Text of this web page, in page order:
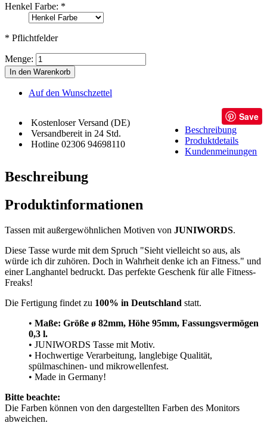
Henkel Farbe: *
* Pflichtfelder
Menge:
In den Warenkorb
Auf den Wunschzettel
Kostenloser Versand (DE)
Versandbereit in 24 Std.
Hotline 02306 94698110
Save
Beschreibung
Produktdetails
Kundenmeinungen
Beschreibung
Produktinformationen
Tassen mit außergewöhnlichen Motiven von JUNIWORDS.
Diese Tasse wurde mit dem Spruch "Sieht vielleicht so aus, als
würde ich dir zuhören. Doch in Wahrheit denke ich an Fitness." und
einer Langhantel bedruckt. Das perfekte Geschenk für alle Fitness-
Freaks!
Die Fertigung findet zu 100% in Deutschland statt.
• Maße: Größe ø 82mm, Höhe 95mm, Fassungsvermögen
0,3 l.
• JUNIWORDS Tasse mit Motiv.
• Hochwertige Verarbeitung, langlebige Qualität,
spülmaschinen- und mikrowellenfest.
• Made in Germany!
Bitte beachte:
Die Farben können von den dargestellten Farben des Monitors
abweichen.